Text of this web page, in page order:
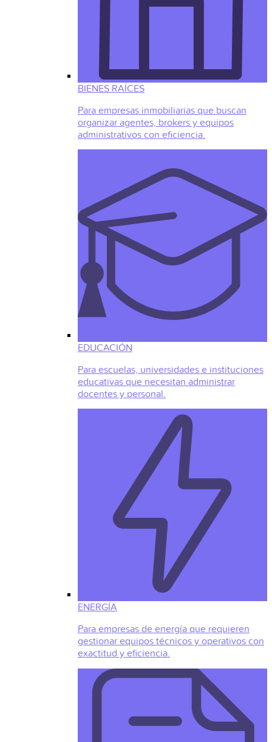
BIENES RAÍCES
Para empresas inmobiliarias que buscan
organizar agentes, brokers y equipos
administrativos con eficiencia.
EDUCACIÓN
Para escuelas, universidades e instituciones
educativas que necesitan administrar
docentes y personal.
ENERGÍA
Para empresas de energía que requieren
gestionar equipos técnicos y operativos con
exactitud y eficiencia.